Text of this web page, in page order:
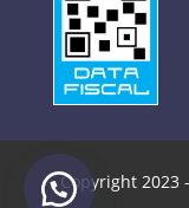
Copyright 2023